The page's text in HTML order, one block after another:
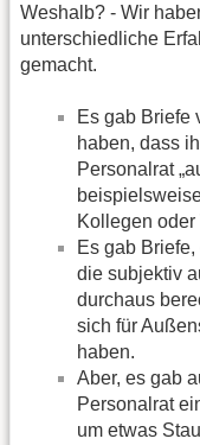
Weshalb? - Wir
unterschiedliche
gemacht.
Es gab Briefe
haben, dass
Personalrat
Kollegen oder
Es gab
die subjektiv
durchaus
sich für
haben.
Aber, es gab
Personalrat
um etwas